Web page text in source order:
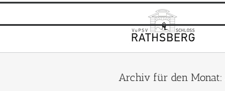
Zum
springen
Archiv für den Monat: